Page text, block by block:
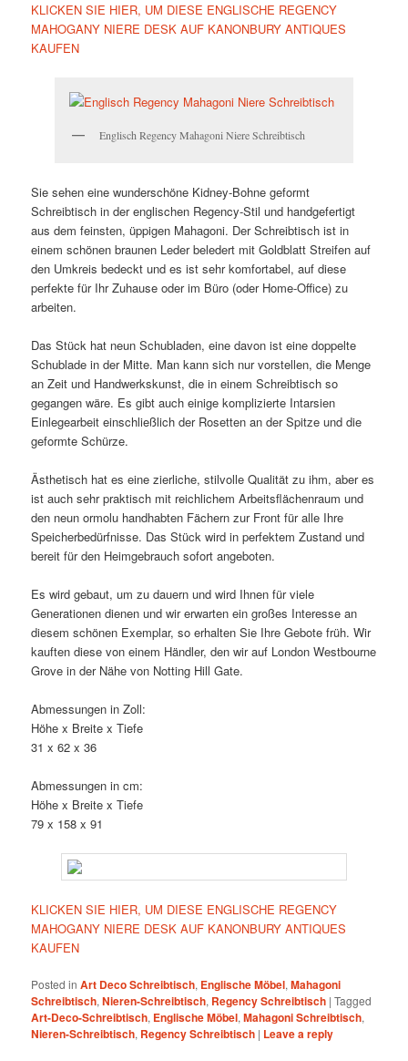
KLICKEN SIE HIER, UM DIESE ENGLISCHE REGENCY
MAHOGANY NIERE DESK AUF KANONBURY ANTIQUES
KAUFEN
Englisch Regency Mahagoni Niere Schreibtisch
Sie sehen eine wunderschöne Kidney-Bohne geformt
Schreibtisch in der englischen Regency-Stil und handgefertigt
aus dem feinsten, üppigen Mahagoni. Der Schreibtisch ist in
einem schönen braunen Leder beledert mit Goldblatt Streifen auf
den Umkreis bedeckt und es ist sehr komfortabel, auf diese
perfekte für Ihr Zuhause oder im Büro (oder Home-Office) zu
arbeiten.
Das Stück hat neun Schubladen, eine davon ist eine doppelte
Schublade in der Mitte. Man kann sich nur vorstellen, die Menge
an Zeit und Handwerkskunst, die in einem Schreibtisch so
gegangen wäre. Es gibt auch einige komplizierte Intarsien
Einlegearbeit einschließlich der Rosetten an der Spitze und die
geformte Schürze.
Ästhetisch hat es eine zierliche, stilvolle Qualität zu ihm, aber es
ist auch sehr praktisch mit reichlichem Arbeitsflächenraum und
den neun ormolu handhabten Fächern zur Front für alle Ihre
Speicherbedürfnisse. Das Stück wird in perfektem Zustand und
bereit für den Heimgebrauch sofort angeboten.
Es wird gebaut, um zu dauern und wird Ihnen für viele
Generationen dienen und wir erwarten ein großes Interesse an
diesem schönen Exemplar, so erhalten Sie Ihre Gebote früh. Wir
kauften diese von einem Händler, den wir auf London Westbourne
Grove in der Nähe von Notting Hill Gate.
Abmessungen in Zoll:
Höhe x Breite x Tiefe
31 x 62 x 36
Abmessungen in cm:
Höhe x Breite x Tiefe
79 x 158 x 91
KLICKEN SIE HIER, UM DIESE ENGLISCHE REGENCY
MAHOGANY NIERE DESK AUF KANONBURY ANTIQUES
KAUFEN
Posted in Art Deco Schreibtisch, Englische Möbel,Mahagoni
Schreibtisch,Nieren-Schreibtisch, Regency Schreibtisch |Tagged
Art-Deco-Schreibtisch, Englische Möbel,Mahagoni Schreibtisch,
Nieren-Schreibtisch, Regency Schreibtisch | Leave a reply